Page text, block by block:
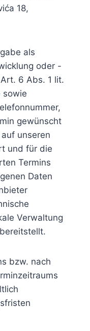
18,
als
oder -
6 Abs. 1 lit.
sowie
gewünscht
unseren
und für die
Termins
Daten
Verwaltung
bzw. nach